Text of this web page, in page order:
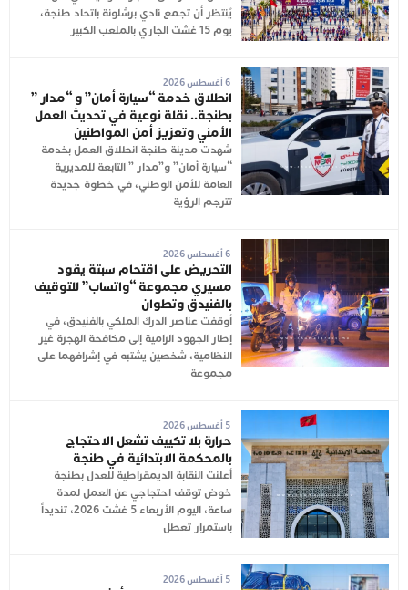
يُنتظر أن تجمع نادي برشلونة باتحاد طنجة،
يوم 15 غشت الجاري بالملعب الكبير
6 أغسطس 2026
انطلاق خدمة “سيارة أمان” و “مدار ”
بطنجة.. نقلة نوعية في تحديث العمل
الأمني وتعزيز أمن المواطنين
شهدت مدينة طنجة انطلاق العمل بخدمة
“سيارة أمان” و”مدار ” التابعة للمديرية
العامة للأمن الوطني، في خطوة جديدة
تترجم الرؤية
6 أغسطس 2026
التحريض على اقتحام سبتة يقود
مسيري مجموعة “واتساب” للتوقيف
بالفنيدق وتطوان
أوقفت عناصر الدرك الملكي بالفنيدق، في
إطار الجهود الرامية إلى مكافحة الهجرة غير
النظامية، شخصين يشتبه في إشرافهما على
مجموعة
5 أغسطس 2026
حرارة بلا تكييف تشعل الاحتجاج
بالمحكمة الابتدائية في طنجة
أعلنت النقابة الديمقراطية للعدل بطنجة
خوض توقف احتجاجي عن العمل لمدة
ساعة، اليوم الأربعاء 5 غشت 2026، تنديداً
باستمرار تعطل
5 أغسطس 2026